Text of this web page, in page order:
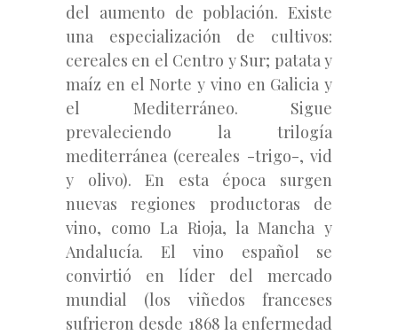
del aumento de población. Existe
una especialización de cultivos:
cereales en el Centro y Sur; patata y
maíz en el Norte y vino en Galicia y
el Mediterráneo. Sigue
prevaleciendo la trilogía
mediterránea (cereales -trigo-, vid
y olivo). En esta época surgen
nuevas regiones productoras de
vino, como La Rioja, la Mancha y
Andalucía. El vino español se
convirtió en líder del mercado
mundial (los viñedos franceses
sufrieron desde 1868 la enfermedad